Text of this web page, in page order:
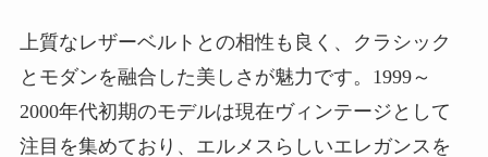
上質なレザーベルトとの相性も良く、クラシック
とモダンを融合した美しさが魅力です。1999～
2000年代初期のモデルは現在ヴィンテージとして
注目を集めており、エルメスらしいエレガンスを